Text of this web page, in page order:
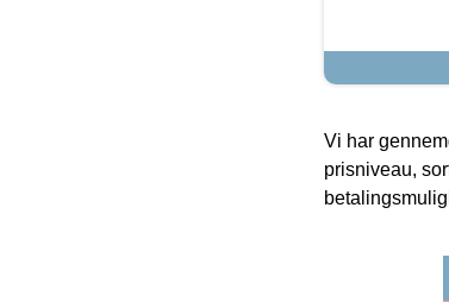
Vi har
prisniveau,